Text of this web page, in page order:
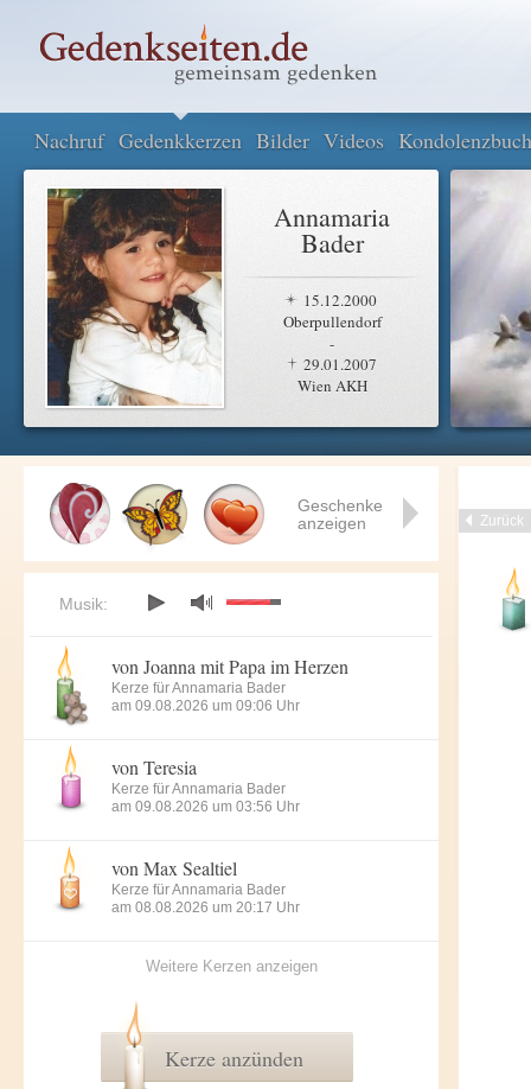
Nachruf Gedenkkerzen Bilder Videos Kondolenzbuch
Annamaria
Bader
15.12.2000
Oberpullendorf
-
29.01.2007
Wien AKH
Zurück
Geschenke
anzeigen
Musik:
von Joanna mit Papa im Herzen
Kerze für Annamaria Bader
am 09.08.2026 um 09:06 Uhr
von Teresia
Kerze für Annamaria Bader
am 09.08.2026 um 03:56 Uhr
von Max Sealtiel
Kerze für Annamaria Bader
am 08.08.2026 um 20:17 Uhr
Weitere Kerzen anzeigen
Kerze anzünden